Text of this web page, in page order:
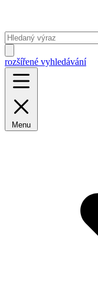
rozšířené vyhledávání
Menu